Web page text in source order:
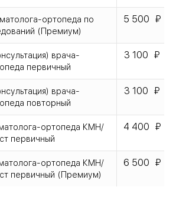
ортопеда по
(Премиум)
5 500
врача-
первичный
3 100
врача-
повторный
3 100
ортопеда КМН/
первичный
4 400
ортопеда КМН/
первичный (Премиум)
6 500